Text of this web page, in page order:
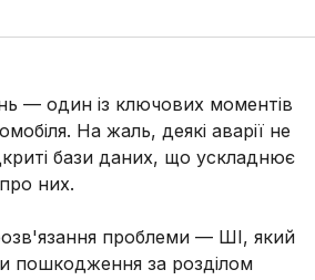
— один із ключових моментів
На жаль, деякі аварії не
бази даних, що ускладнює
них.
проблеми — ШІ, який
пошкодження за розділом